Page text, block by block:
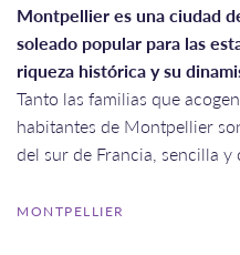
Montpellier es una ciudad
soleado popular para las
riqueza histórica y su
Tanto las familias que
habitantes de Montpellier
del sur de Francia, sencilla y
MONTPELLIER